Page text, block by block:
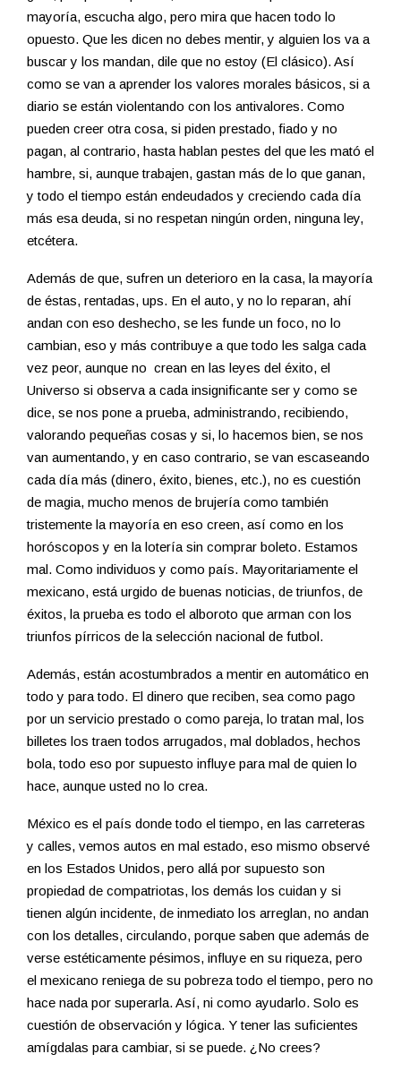
mayoría, escucha algo, pero mira que hacen todo lo
opuesto. Que les dicen no debes mentir, y alguien los va a
buscar y los mandan, dile que no estoy (El clásico). Así
como se van a aprender los valores morales básicos, si a
diario se están violentando con los antivalores. Como
pueden creer otra cosa, si piden prestado, fiado y no
pagan, al contrario, hasta hablan pestes del que les mató el
hambre, si, aunque trabajen, gastan más de lo que ganan,
y todo el tiempo están endeudados y creciendo cada día
más esa deuda, si no respetan ningún orden, ninguna ley,
etcétera.
Además de que, sufren un deterioro en la casa, la mayoría
de éstas, rentadas, ups. En el auto, y no lo reparan, ahí
andan con eso deshecho, se les funde un foco, no lo
cambian, eso y más contribuye a que todo les salga cada
vez peor, aunque no crean en las leyes del éxito, el
Universo si observa a cada insignificante ser y como se
dice, se nos pone a prueba, administrando, recibiendo,
valorando pequeñas cosas y si, lo hacemos bien, se nos
van aumentando, y en caso contrario, se van escaseando
cada día más (dinero, éxito, bienes, etc.), no es cuestión
de magia, mucho menos de brujería como también
tristemente la mayoría en eso creen, así como en los
horóscopos y en la lotería sin comprar boleto. Estamos
mal. Como individuos y como país. Mayoritariamente el
mexicano, está urgido de buenas noticias, de triunfos, de
éxitos, la prueba es todo el alboroto que arman con los
triunfos pírricos de la selección nacional de futbol.
Además, están acostumbrados a mentir en automático en
todo y para todo. El dinero que reciben, sea como pago
por un servicio prestado o como pareja, lo tratan mal, los
billetes los traen todos arrugados, mal doblados, hechos
bola, todo eso por supuesto influye para mal de quien lo
hace, aunque usted no lo crea.
México es el país donde todo el tiempo, en las carreteras
y calles, vemos autos en mal estado, eso mismo observé
en los Estados Unidos, pero allá por supuesto son
propiedad de compatriotas, los demás los cuidan y si
tienen algún incidente, de inmediato los arreglan, no andan
con los detalles, circulando, porque saben que además de
verse estéticamente pésimos, influye en su riqueza, pero
el mexicano reniega de su pobreza todo el tiempo, pero no
hace nada por superarla. Así, ni como ayudarlo. Solo es
cuestión de observación y lógica. Y tener las suficientes
amígdalas para cambiar, si se puede. ¿No crees?